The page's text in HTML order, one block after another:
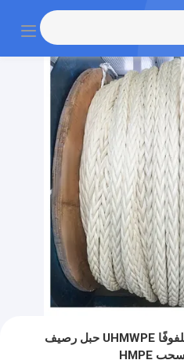
حبل التثبيت العالي 12 خيطًا ملفوفًا UHMWPE حبل رصيف